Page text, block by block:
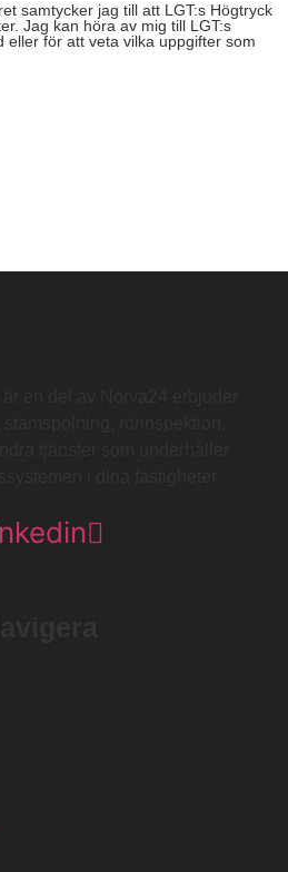
samtycker jag till att LGT:s Högtryck
Jag kan höra av mig till LGT:s
eller för att veta vilka uppgifter som